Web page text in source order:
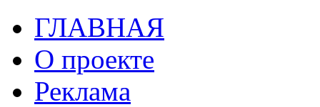
ГЛАВНАЯ
О проекте
Реклама